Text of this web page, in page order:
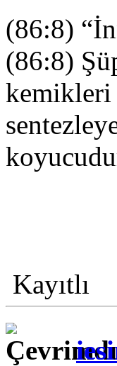
(86:8)
(86:8)
kemikleri
Kayıtlı